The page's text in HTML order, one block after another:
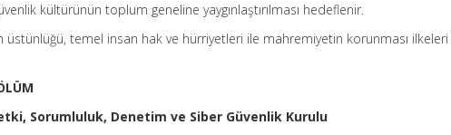
kültürünün toplum geneline yaygınlaştırılması hedeflenir.
üstünlüğü, temel insan hak ve hürriyetleri ile mahremiyetin korunması
Sorumluluk, Denetim ve Siber Güvenlik Kurulu